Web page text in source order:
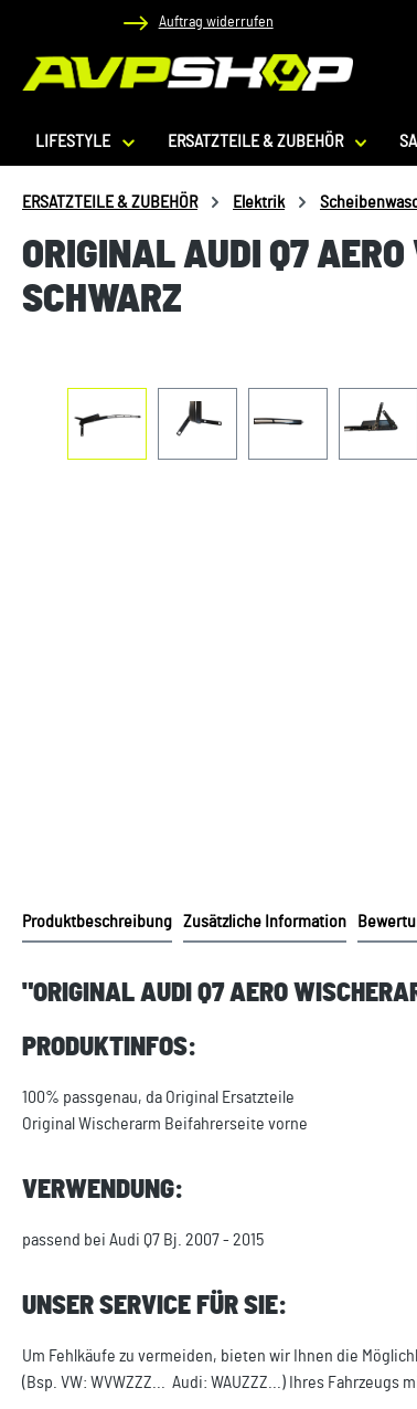
Hauptinhalt springen
Zur Suche springen
Zur Hauptnavigation springen
Auftrag widerrufen
LIFESTYLE ERSATZTEILE & ZUBEHÖR
ERSATZTEILE & ZUBEHÖR Elektrik
ORIGINAL AUDI Q7
SCHWARZ
Bildergalerie überspringen
Produktbeschreibung Zusätzliche Information
"ORIGINAL AUDI Q7 AERO
PRODUKTINFOS:
100% passgenau, da Original Ersatzteile
Original Wischerarm Beifahrerseite vorne
VERWENDUNG:
passend bei Audi Q7 Bj. 2007 - 2015
UNSER SERVICE FÜR SIE:
Um Fehlkäufe zu vermeiden, bieten wir Ihnen die
(Bsp. VW: WVWZZZ... Audi: WAUZZZ...) Ihres